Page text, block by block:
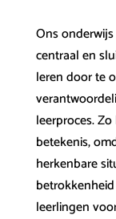
Ons
centraal en
leren door te
leerproces.
betekenis,
herkenbare
leerlingen